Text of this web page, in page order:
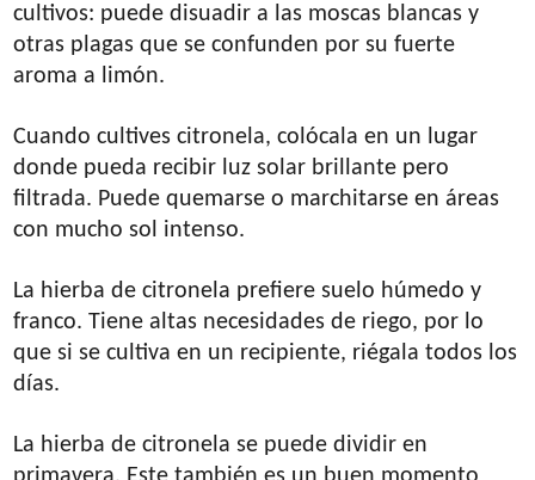
cultivos: puede disuadir a las moscas blancas y
otras plagas que se confunden por su fuerte
aroma a limón.
Cuando cultives citronela, colócala en un lugar
donde pueda recibir luz solar brillante pero
filtrada. Puede quemarse o marchitarse en áreas
con mucho sol intenso.
La hierba de citronela prefiere suelo húmedo y
franco. Tiene altas necesidades de riego, por lo
que si se cultiva en un recipiente, riégala todos los
días.
La hierba de citronela se puede dividir en